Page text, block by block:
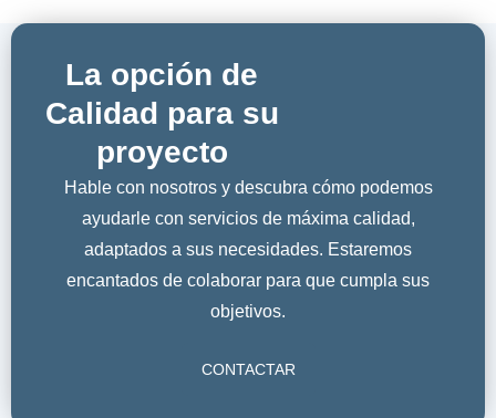
La opción de
Calidad para su
proyecto
Hable con nosotros y descubra cómo podemos
ayudarle con servicios de máxima calidad,
adaptados a sus necesidades. Estaremos
encantados de colaborar para que cumpla sus
objetivos.
CONTACTAR